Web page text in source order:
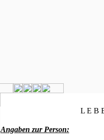
L E B
Angaben zur Person: